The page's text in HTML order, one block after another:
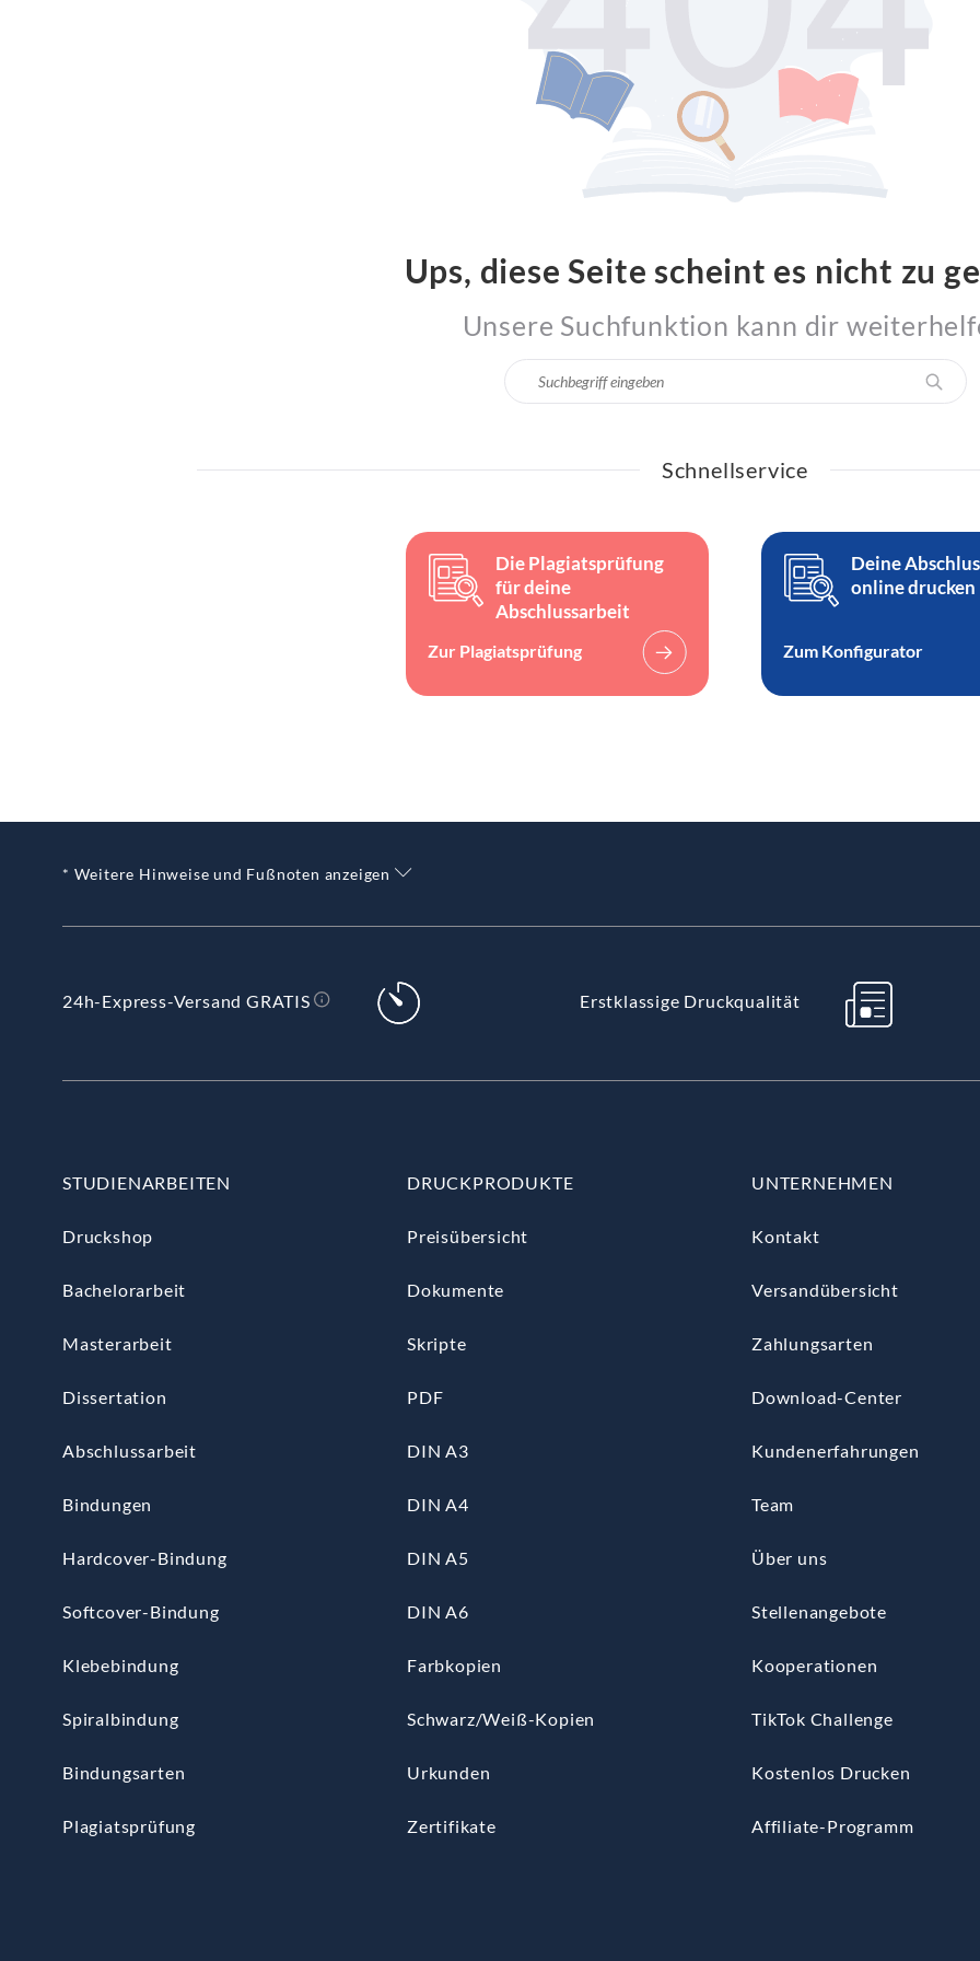
Ups, diese Seite scheint es nicht zu
Unsere Suchfunktion kann dir
Schnellservice
Die Plagiatsprüfung
für deine
Abschlussarbeit
Zur Plagiatsprüfung
Deine
online drucken
Zum Konfigurator
* Weitere Hinweise und Fußnoten anzeigen
24h-Express-Versand GRATIS Erstklassige Druckqualität
STUDIENARBEITEN
Druckshop
Bachelorarbeit
Masterarbeit
Dissertation
Abschlussarbeit
Bindungen
Hardcover-Bindung
Softcover-Bindung
Klebebindung
Spiralbindung
Bindungsarten
Plagiatsprüfung
DRUCKPRODUKTE
Preisübersicht
Dokumente
Skripte
PDF
DIN A3
DIN A4
DIN A5
DIN A6
Farbkopien
Schwarz/Weiß-Kopien
Urkunden
Zertifikate
UNTERNEHMEN
Kontakt
Versandübersicht
Zahlungsarten
Download-Center
Kundenerfahrungen
Team
Über uns
Stellenangebote
Kooperationen
TikTok Challenge
Kostenlos Drucken
Affiliate-Programm